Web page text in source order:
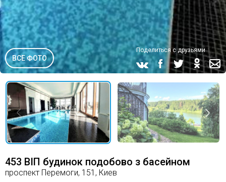
ВСЕ ФОТО
Поделиться с друзьями
453 ВІП будинок подобово з басейном
проспект Перемоги, 151, Киев